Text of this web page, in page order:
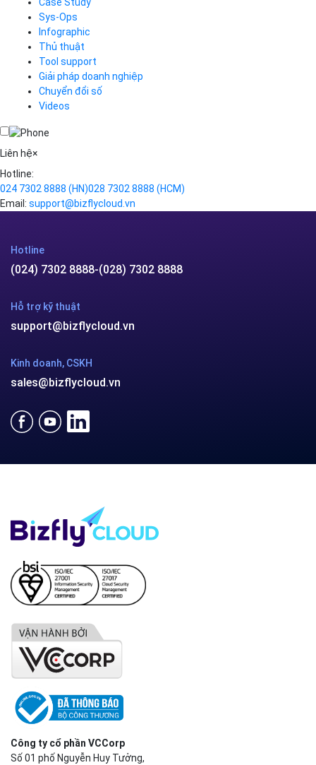
Cloud Database
Call Center
Business Email
Simple Storage
VPN
Traffic Manager
Cloud VPS
Videos
Thao tác kết nối tới server
Videos
Q&A về Bizfly Business Email
Videos
Sys-Ops
Infographic
Thủ thuật
Tool support
Giải pháp doanh nghiệp
Chuyển đổi số
Videos
Liên hệ×
Hotline:
024 7302 8888 (HN)028 7302 8888 (HCM)
Email: support@bizflycloud.vn
Hotline
(024) 7302 8888-(028) 7302 8888
Hỗ trợ kỹ thuật
support@bizflycloud.vn
Kinh doanh, CSKH
sales@bizflycloud.vn
Công ty cổ phần VCCorp
Số 01 phố Nguyễn Huy Tưởng,